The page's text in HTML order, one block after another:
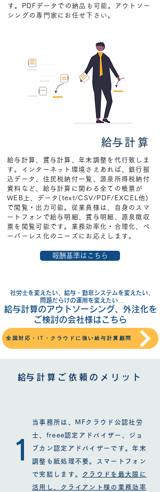
す。PDFデータでの納品も可能。アウトソー
シングの専門家にお任せ下さい。
​給与計算
給与計算、賞与計算、年末調整を代行致しま
す。インターネット環境さえあれば、銀行振
込データ、住民税納付一覧、源泉所得税納付
資料など、給与計算に関わる全ての帳票が
WEB上、データ(text/CSV/PDF/EXCEL他)
で閲覧・出力可能。従業員様は、自身のスマ
ートフォンで給与明細、賞与明細、源泉徴収
票を閲覧可能です。業務効率化・合理化、ペ
ーパーレス化のニーズにお応えします。
報酬基準はこちら
社労士を変えたい、給与・勤怠システムを変えたい、
問題だらけの運用を変えたい…
​給与計算のアウトソーシング、外注化を
ご検討の会社様はこちら
全国対応・IT・クラウドに強い給与計算顧問
​給与計算ご依頼のメリット
1
当事務所は、MFクラウド公認社労
士、freee認定アドバイザー、ジョ
ブカン認定アドバイザーです。年末
調整も紙処理不要。スマートフォン
で完結します。
クラウドを最大限に
活用し、クライアント様の業務効率